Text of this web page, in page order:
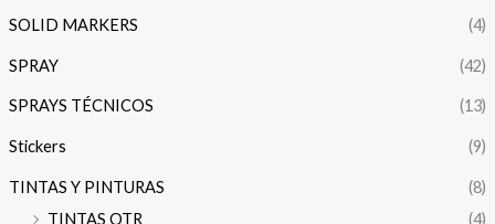
SOLID MARKERS (4)
SPRAY (42)
SPRAYS TÉCNICOS (13)
Stickers (9)
TINTAS Y PINTURAS
(8)
TINTAS OTR
(4)